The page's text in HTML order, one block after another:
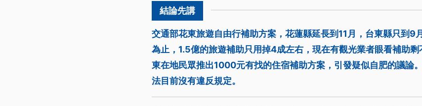
交通部花東旅遊自由行補助方案，花蓮縣延長到11月，台東縣只到9
為止，1.5億的旅遊補助只用掉4成左右，現在有觀光業者眼看補助剩
東在地民眾推出1000元有找的住宿補助方案，引發疑似自肥的議論
法目前沒有違反規定。